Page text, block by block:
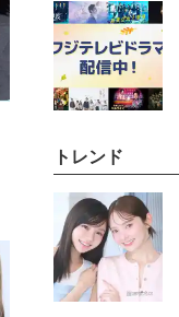
トレンド